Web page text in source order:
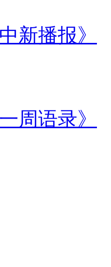
时候买几千块
7月，《国务
改的基本内容
方式为以按劳
分房，“市场
消分房感觉
，拥有属于自
人均住房面积
房推向市场
方案的具体
新播报》
周语录》